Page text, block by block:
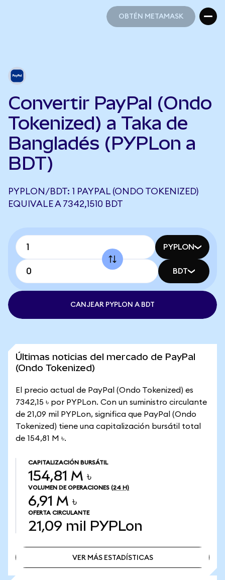
OBTÉN METAMASK
Convertir PayPal (Ondo
Tokenized) a Taka de
Bangladés (PYPLon a
BDT)
PYPLON/BDT: 1 PAYPAL (ONDO TOKENIZED)
EQUIVALE A 7342,1510 BDT
PYPLON
BDT
CANJEAR PYPLON A BDT
Últimas noticias del mercado de PayPal
(Ondo Tokenized)
El precio actual de PayPal (Ondo Tokenized) es
7342,15 ৳ por PYPLon. Con un suministro circulante
de 21,09 mil PYPLon, significa que PayPal (Ondo
Tokenized) tiene una capitalización bursátil total
de 154,81 M ৳.
CAPITALIZACIÓN BURSÁTIL
154,81 M ৳
VOLUMEN DE OPERACIONES (24 H)
6,91 M ৳
OFERTA CIRCULANTE
21,09 mil PYPLon
VER MÁS ESTADÍSTICAS